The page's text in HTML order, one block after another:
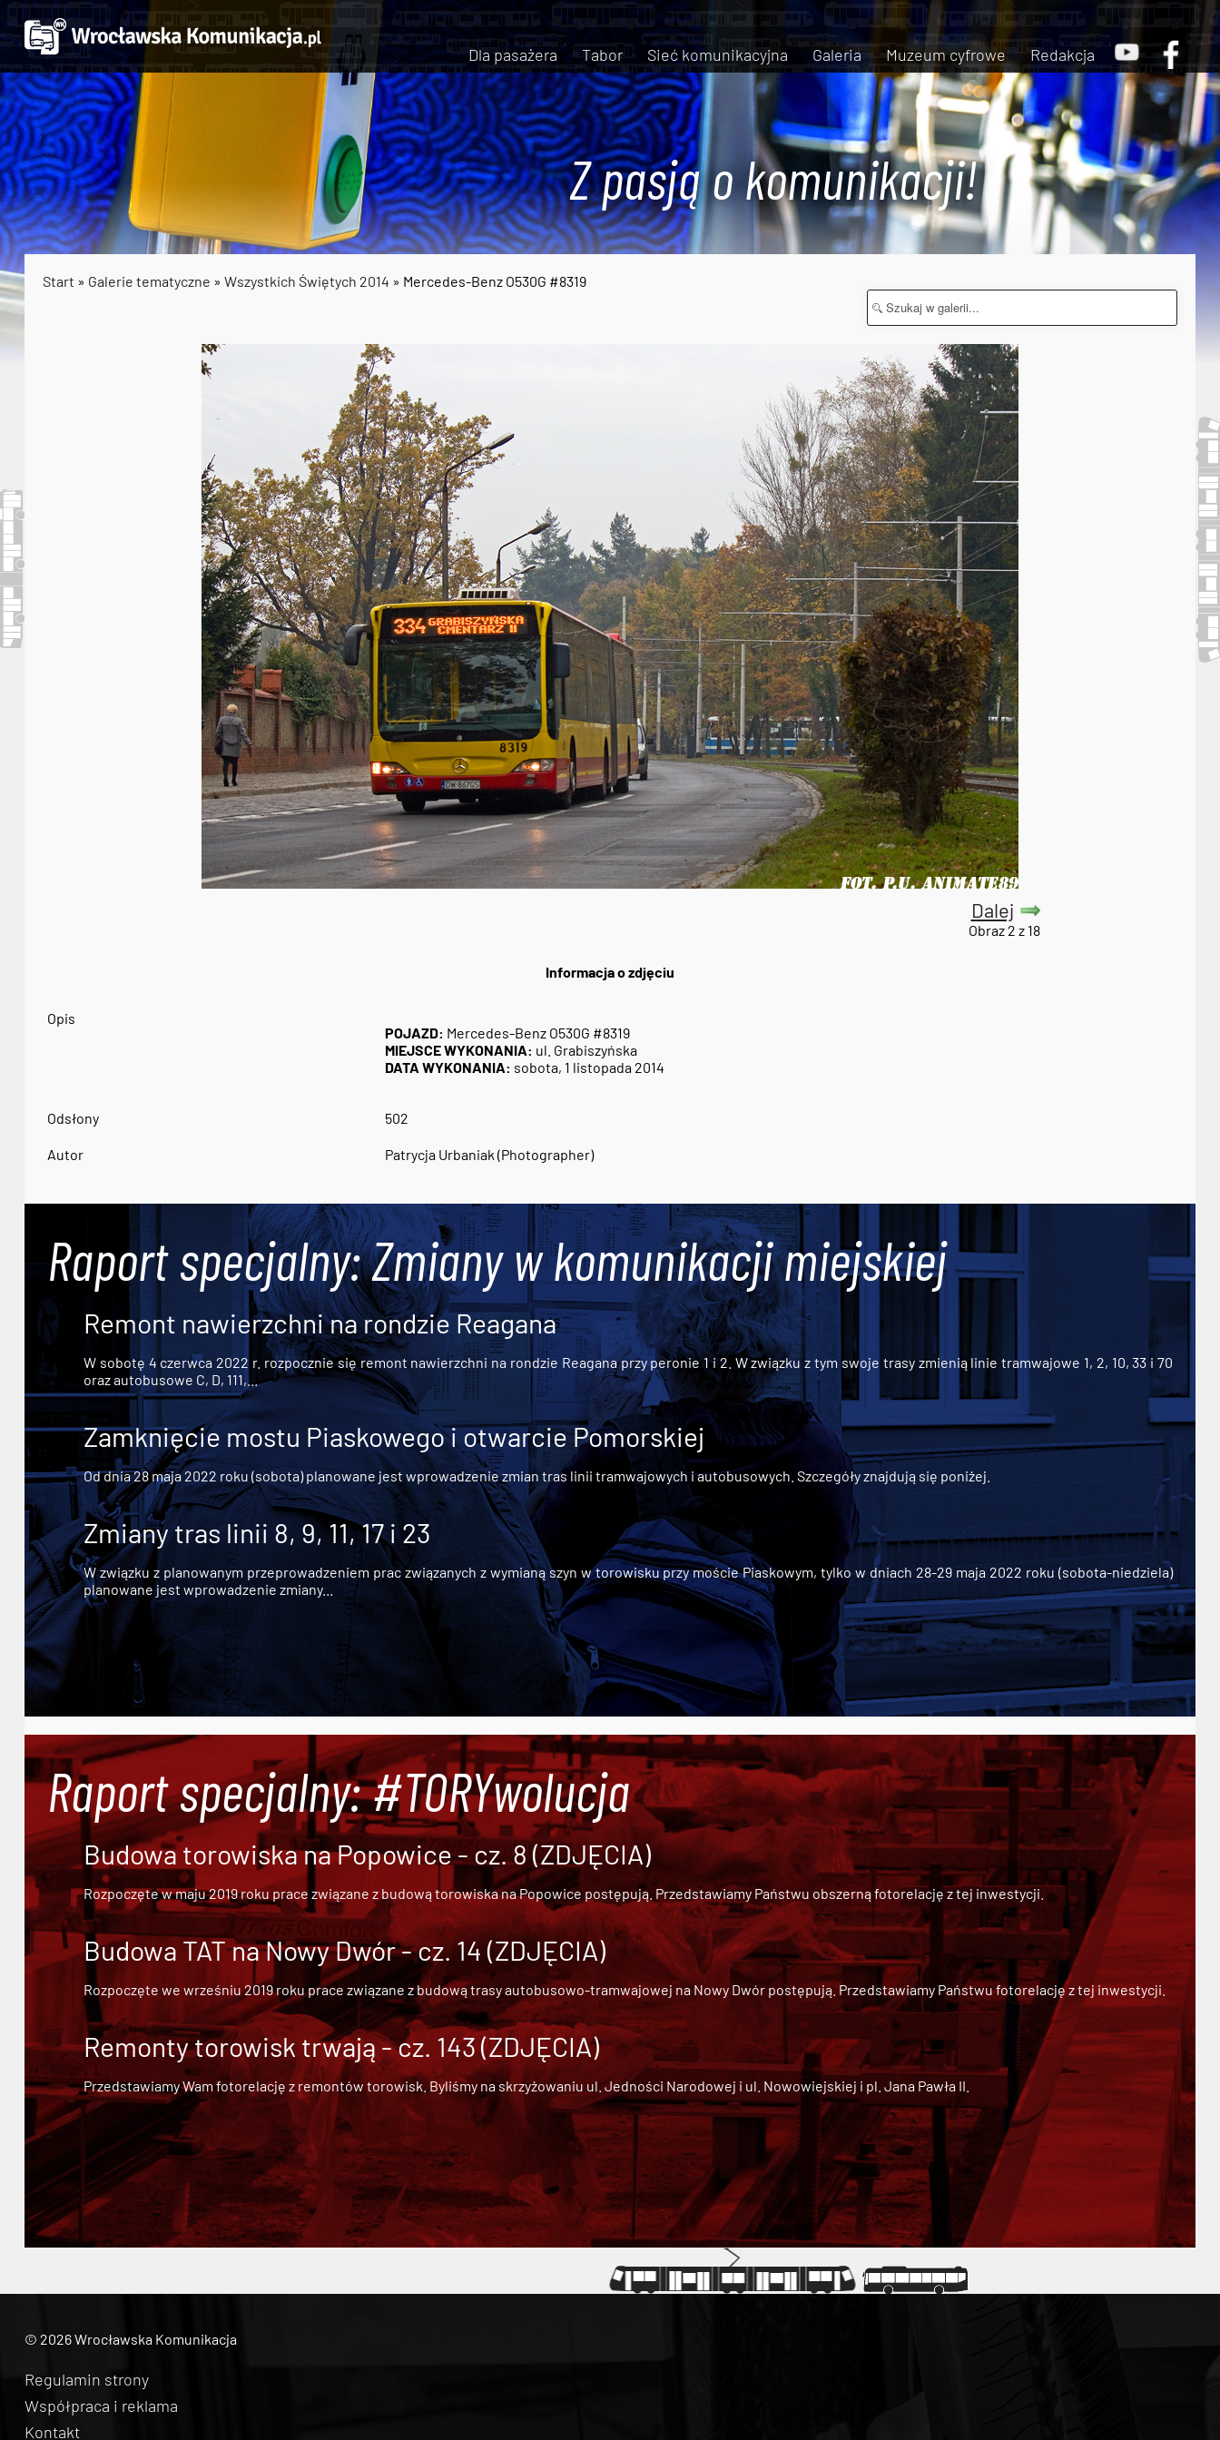
Dla pasażera Tabor Sieć komunikacyjna Galeria Muzeum cyfrowe Redakcja
Z pasją o komunikacji!
Start » Galerie tematyczne » Wszystkich Świętych 2014 » Mercedes-Benz O530G #8319
Dalej
Obraz 2 z 18
Informacja o zdjęciu
Opis
POJAZD: Mercedes-Benz O530G #8319
MIEJSCE WYKONANIA: ul. Grabiszyńska
DATA WYKONANIA: sobota, 1 listopada 2014
Odsłony 502
Autor Patrycja Urbaniak (Photographer)
Raport specjalny: Zmiany w komunikacji miejskiej
Remont nawierzchni na rondzie Reagana
W sobotę 4 czerwca 2022 r. rozpocznie się remont nawierzchni na rondzie Reagana przy peronie 1 i 2. W związku z tym swoje trasy zmienią linie tramwajowe 1, 2, 10, 33 i 70
oraz autobusowe C, D, 111,...
Zamknięcie mostu Piaskowego i otwarcie Pomorskiej
Od dnia 28 maja 2022 roku (sobota) planowane jest wprowadzenie zmian tras linii tramwajowych i autobusowych. Szczegóły znajdują się poniżej.
Zmiany tras linii 8, 9, 11, 17 i 23
W związku z planowanym przeprowadzeniem prac związanych z wymianą szyn w torowisku przy moście Piaskowym, tylko w dniach 28-29 maja 2022 roku (sobota-niedziela)
planowane jest wprowadzenie zmiany...
Raport specjalny: #TORYwolucja
Budowa torowiska na Popowice - cz. 8 (ZDJĘCIA)
Rozpoczęte w maju 2019 roku prace związane z budową torowiska na Popowice postępują. Przedstawiamy Państwu obszerną fotorelację z tej inwestycji.
Budowa TAT na Nowy Dwór - cz. 14 (ZDJĘCIA)
Rozpoczęte we wrześniu 2019 roku prace związane zbudową trasy autobusowo-tramwajowej na Nowy Dwórpostępują. Przedstawiamy Państwu fotorelację z tej inwestycji.
Remonty torowisk trwają - cz. 143 (ZDJĘCIA)
Przedstawiamy Wam fotorelację z remontów torowisk. Byliśmy na skrzyżowaniu ul. Jedności Narodowej i ul. Nowowiejskiej i pl. Jana Pawła II.
© 2026 Wrocławska Komunikacja
Regulamin strony
Współpraca i reklama
Kontakt